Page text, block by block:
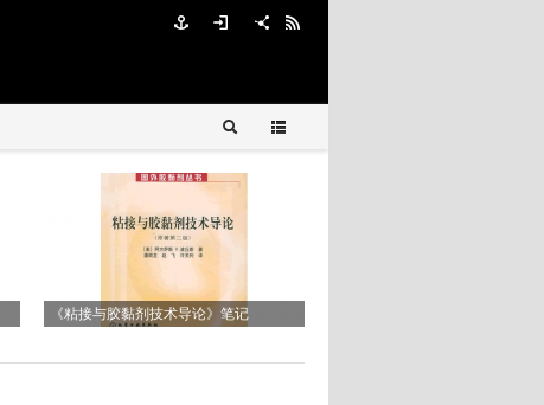
Reworkability of Underfill Materials
DELO-MONOPOX AC265
《粘接与胶黏剂技术导论》笔记